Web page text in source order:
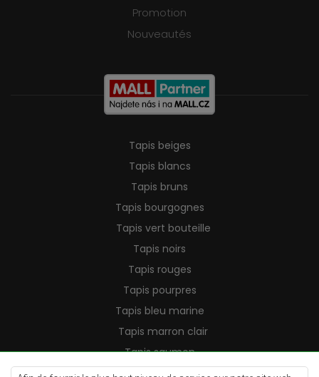
Promotion
Nouveautés
Tapis beiges
Tapis blancs
Tapis bruns
Tapis bourgognes
Tapis vert bouteille
Tapis noirs
Tapis rouges
Tapis pourpres
Tapis bleu marine
Tapis marron clair
Tapis saumon
Tapis crème